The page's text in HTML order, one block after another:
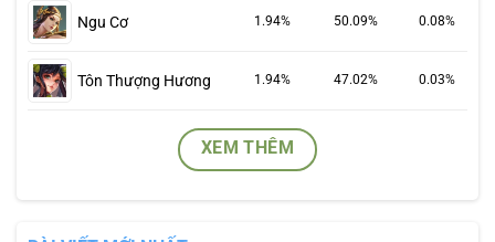
Ngu Cơ 1.94% 50.09% 0.08%
Tôn Thượng Hương 1.94% 47.02% 0.03%
XEM THÊM